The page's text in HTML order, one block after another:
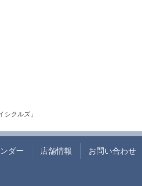
クルズ」
ダー 店舗情報 お問い合わせ